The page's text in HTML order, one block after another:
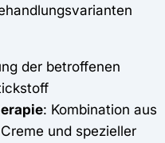
der betroffenen
: Kombination aus
und spezieller